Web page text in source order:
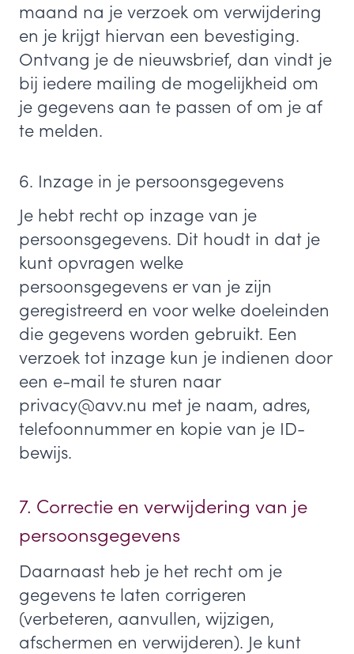
maand na je verzoek om verwijdering
en je krijgt hiervan een bevestiging.
Ontvang je de nieuwsbrief, dan vindt je
bij iedere mailing de mogelijkheid om
je gegevens aan te passen of om je af
te melden.
6. Inzage in je persoonsgegevens
Je hebt recht op inzage van je
persoonsgegevens. Dit houdt in dat je
kunt opvragen welke
persoonsgegevens er van je zijn
geregistreerd en voor welke doeleinden
die gegevens worden gebruikt. Een
verzoek tot inzage kun je indienen door
een e-mail te sturen naar
privacy@avv.nu met je naam, adres,
telefoonnummer en kopie van je ID-
bewijs.
7. Correctie en verwijdering van je
persoonsgegevens
Daarnaast heb je het recht om je
gegevens te laten corrigeren
(verbeteren, aanvullen, wijzigen,
afschermen en verwijderen). Je kunt